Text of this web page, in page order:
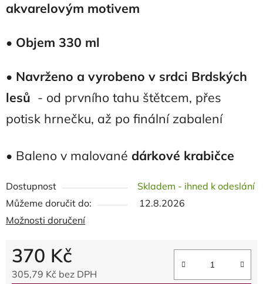
akvarelovým motivem
• Objem 330 ml
• Navrženo a vyrobeno v srdci Brdských
lesů - od prvního tahu štětcem, přes
potisk hrnečku, až po finální zabalení
• Baleno v malované dárkové krabičce
Dostupnost
Skladem - ihned k odeslání
Můžeme doručit do:
12.8.2026
Možnosti doručení
370 Kč
305,79 Kč bez DPH